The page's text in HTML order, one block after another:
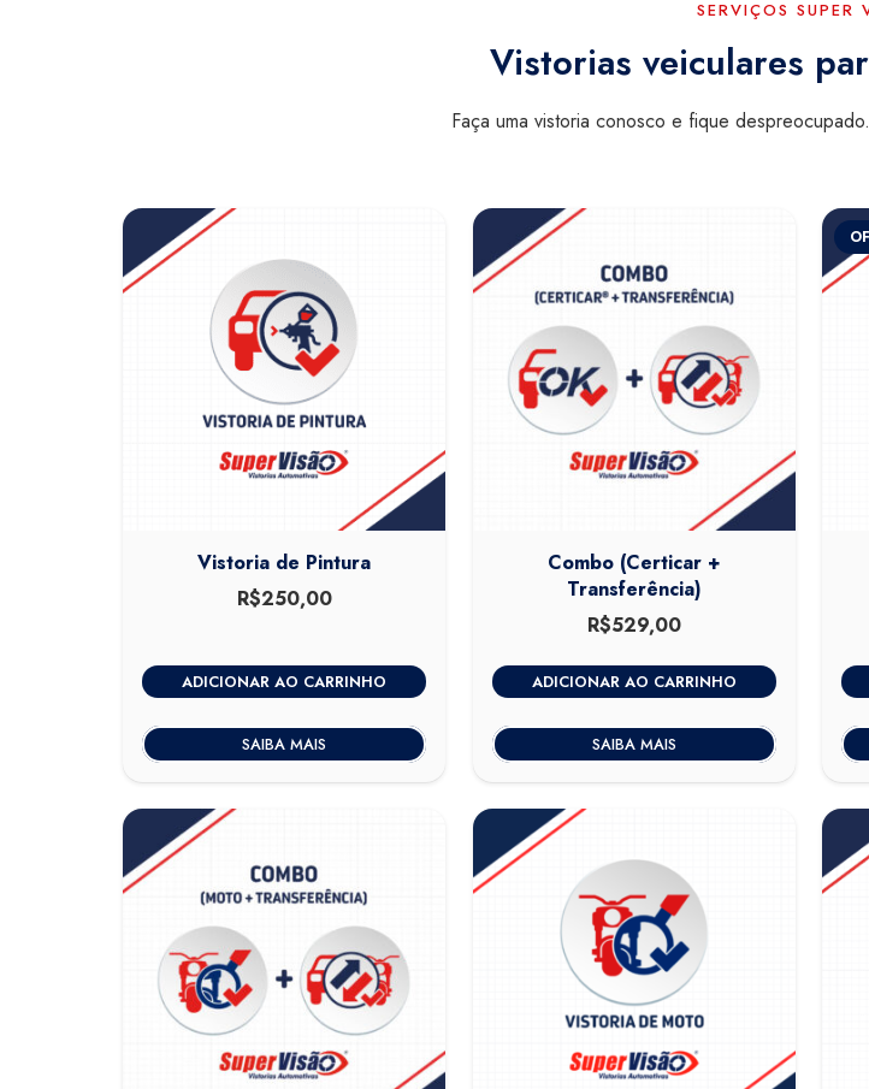
SERVIÇOS SUPER
Vistorias veiculares
Faça uma vistoria conosco e fique
Vistoria de Pintura
R$250,00
ADICIONAR AO CARRINHO
SAIBA MAIS
Combo (Certicar +
Transferência)
R$529,00
ADICIONAR AO CARRINHO
SAIBA MAIS